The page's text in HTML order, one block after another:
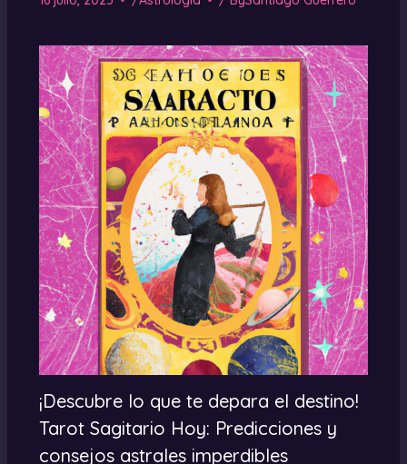
¡Descubre lo que te depara el destino!
Tarot Sagitario Hoy: Predicciones y
consejos astrales imperdibles